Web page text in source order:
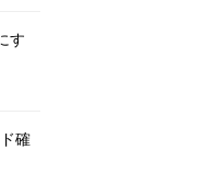
す
確